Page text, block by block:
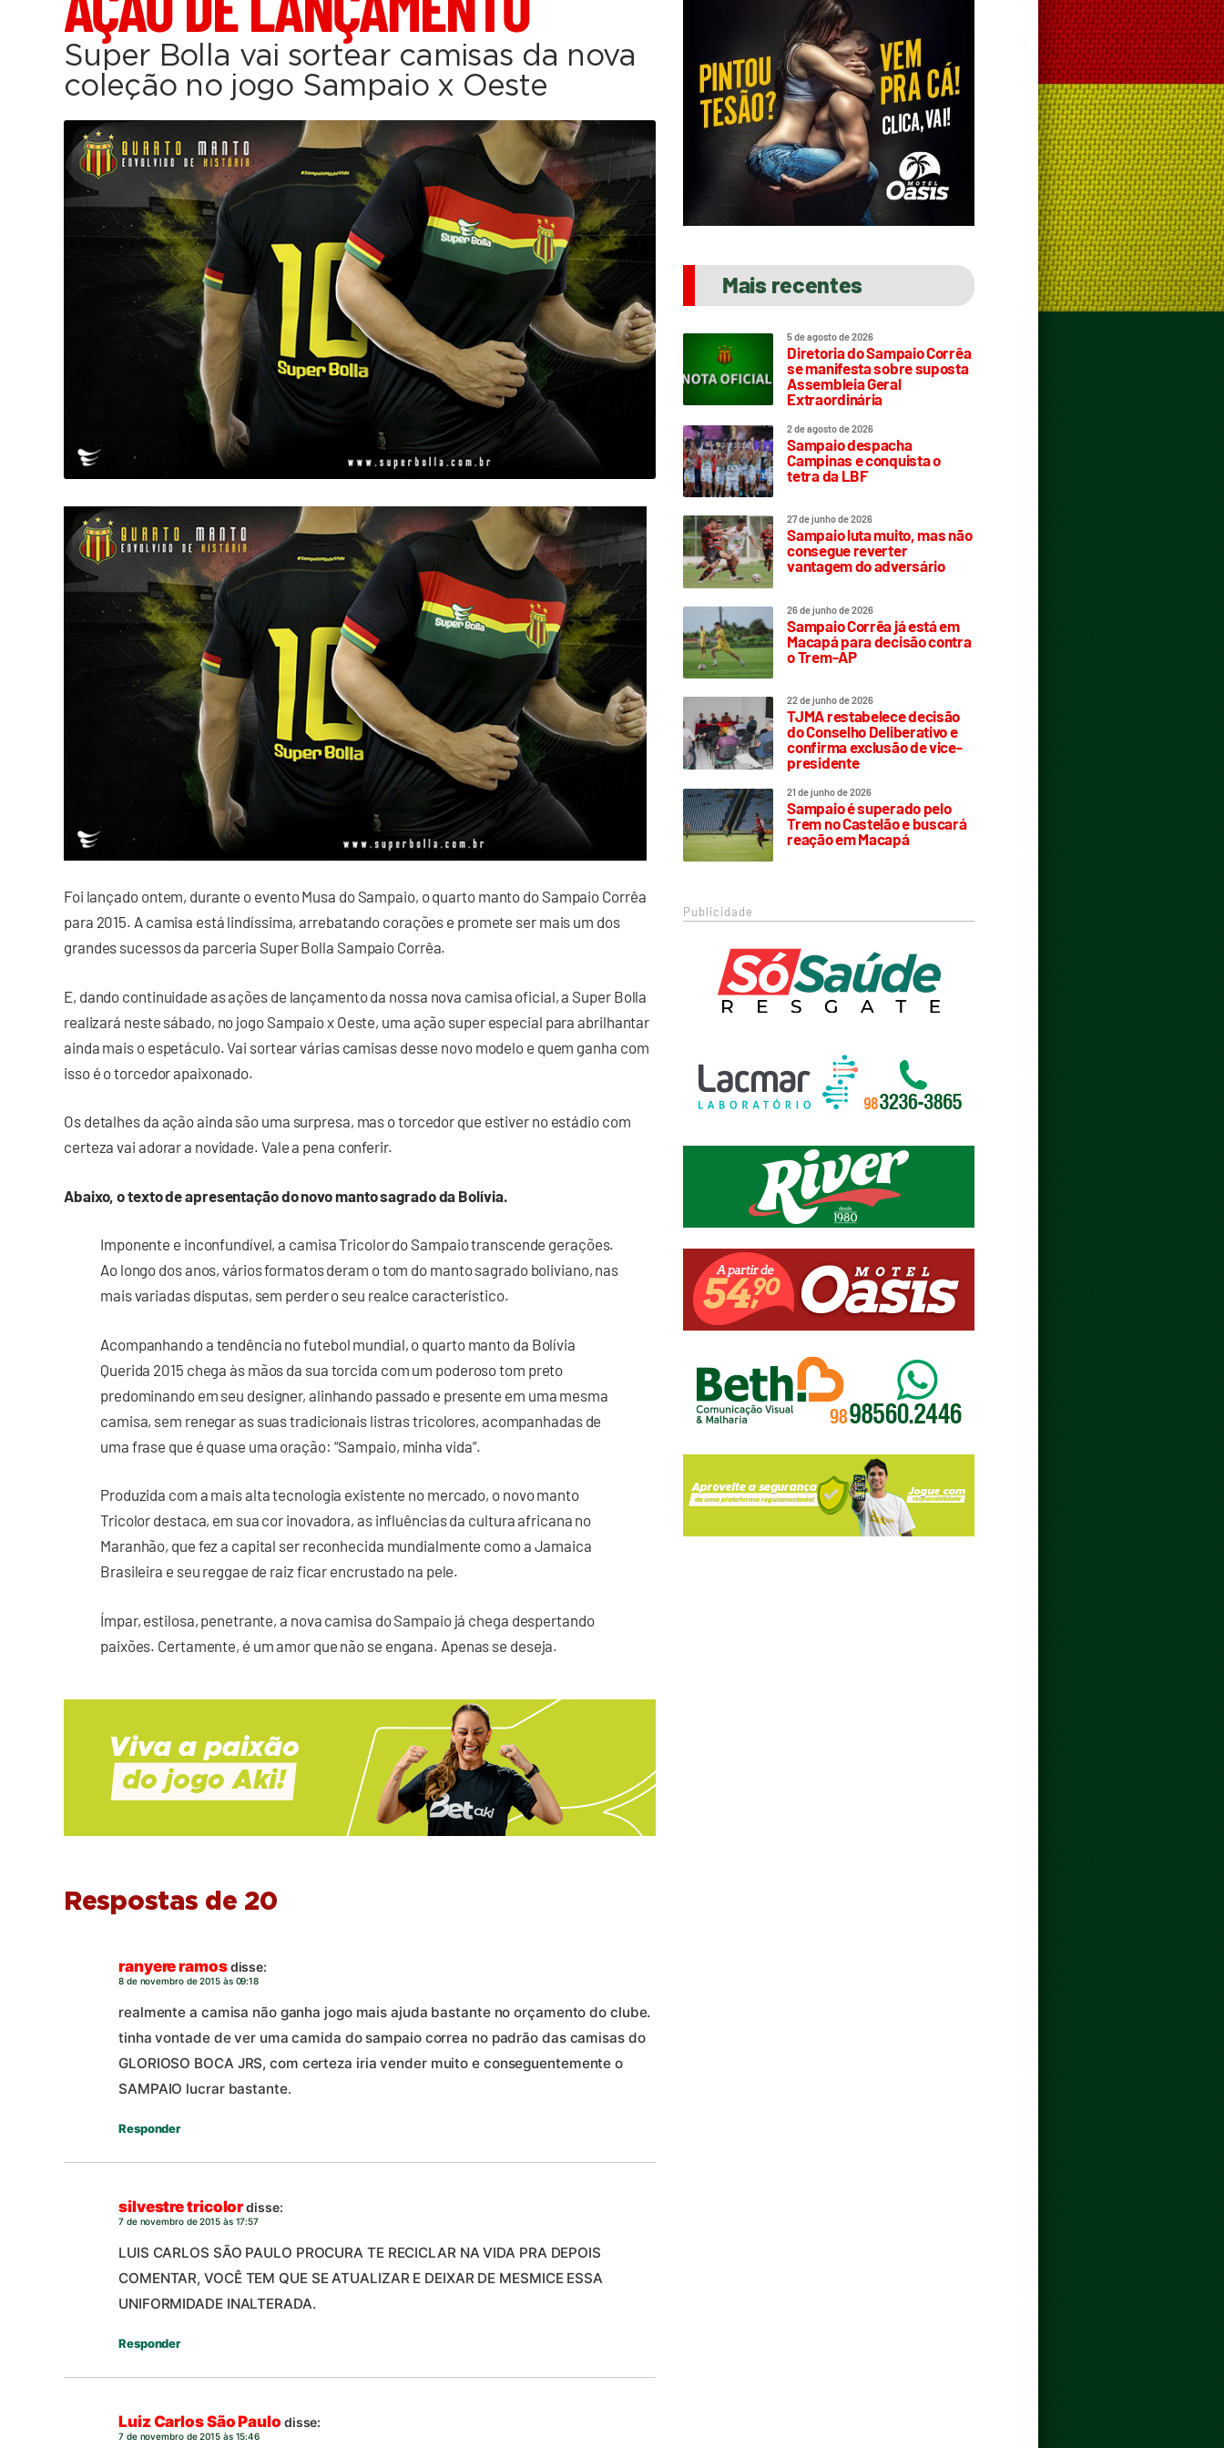
Super Bolla vai sortear camisas da nova
coleção no jogo Sampaio x Oeste
Foi lançado ontem, durante o evento Musa do Sampaio, o quarto manto do Sampaio Corrêa
para 2015. A camisa está lindíssima, arrebatando corações e promete ser mais um dos
grandes sucessos da parceria Super Bolla Sampaio Corrêa.
E, dando continuidade as ações de lançamento da nossa nova camisa oficial, a Super Bolla
realizará neste sábado, no jogo Sampaio x Oeste, uma ação super especial para abrilhantar
ainda mais o espetáculo. Vai sortear várias camisas desse novo modelo e quem ganha com
isso é o torcedor apaixonado.
Os detalhes da ação ainda são uma surpresa, mas o torcedor que estiver no estádio com
certeza vai adorar a novidade. Vale a pena conferir.
Abaixo, o texto de apresentação do novo manto sagrado da Bolívia.
Imponente e inconfundível, a camisa Tricolor do Sampaio transcende gerações.
Ao longo dos anos, vários formatos deram o tom do manto sagrado boliviano, nas
mais variadas disputas, sem perder o seu realce característico.
Acompanhando a tendência no futebol mundial, o quarto manto da Bolívia
Querida 2015 chega às mãos da sua torcida com um poderoso tom preto
predominando em seu designer, alinhando passado e presente em uma mesma
camisa, sem renegar as suas tradicionais listras tricolores, acompanhadas de
uma frase que é quase uma oração: “Sampaio, minha vida”.
Produzida com a mais alta tecnologia existente no mercado, o novo manto
Tricolor destaca, em sua cor inovadora, as influências da cultura africana no
Maranhão, que fez a capital ser reconhecida mundialmente como a Jamaica
Brasileira e seu reggae de raiz ficar encrustado na pele.
Ímpar, estilosa, penetrante, a nova camisa do Sampaio já chega despertando
paixões. Certamente, é um amor que não se engana. Apenas se deseja.
Respostas de 20
ranyere ramosdisse:
8 de novembro de 2015 às 09:18
realmente a camisa não ganha jogo mais ajuda bastante no orçamento do clube.
tinha vontade de ver uma camida do sampaio correa no padrão das camisas do
GLORIOSO BOCA JRS, com certeza iria vender muito e conseguentemente o
SAMPAIO lucrar bastante.
Responder
silvestre tricolordisse:
7 de novembro de 2015 às 17:57
LUIS CARLOS SÃO PAULO PROCURA TE RECICLAR NA VIDA PRA DEPOIS
COMENTAR, VOCÊ TEM QUE SE ATUALIZAR E DEIXAR DE MESMICE ESSA
UNIFORMIDADE INALTERADA.
Responder
Luiz Carlos São Paulo disse:
7 de novembro de 2015 às 15:46
Mais recentes
5 de agosto de 2026
Diretoria do Sampaio Corrêa
se manifesta sobre suposta
Assembleia Geral
Extraordinária
2 de agosto de 2026
Sampaio despacha
Campinas e conquista o
tetra da LBF
27 de junho de 2026
Sampaio luta muito, mas não
consegue reverter
vantagem do adversário
26 de junho de 2026
Sampaio Corrêa já está em
Macapá para decisão contra
o Trem-AP
22 de junho de 2026
TJMA restabelece decisão
do Conselho Deliberativo e
confirma exclusão de vice-
presidente
21 de junho de 2026
Sampaio é superado pelo
Trem no Castelão e buscará
reação em Macapá
Publicidade